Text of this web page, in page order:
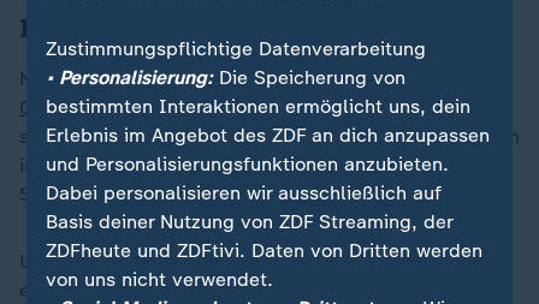
In Neuseeland hängengeblieben
Nach fünf Jahren des Projekts saß er wegen der
Corona-Pandemiein Neuseeland fest und entschied
sich zu bleiben. Nun tritt er nur zwei Jahre nach seinem
internationalen Debüt für die neue Heimat als erster
Spieler überhaupt auf größter Bühne im Badminton an.
Und trotz der Auftaktniederlage bleibt in Paris noch
eine Chance, um weiter zu kommen. Klopp drückt
Zustimmungspflichtige Datenverarbeitung
• Personalisierung:Die Speicherung von
bestimmten Interaktionen ermöglicht uns, dein
Erlebnis im Angebot des ZDF an dich anzupassen
und Personalisierungsfunktionen anzubieten.
Dabei personalisieren wir ausschließlich auf
Basis deiner Nutzung von ZDF Streaming, der
ZDFheute und ZDFtivi. Daten von Dritten werden
von uns nicht verwendet.